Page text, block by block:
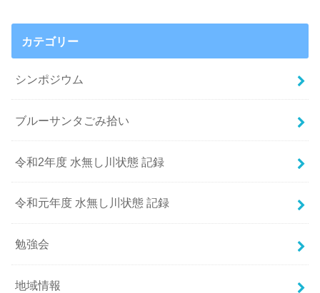
カテゴリー
シンポジウム
ブルーサンタごみ拾い
令和2年度 水無し川状態 記録
令和元年度 水無し川状態 記録
勉強会
地域情報